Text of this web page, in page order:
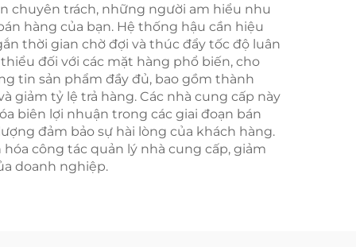
chuyên trách, những người am hiểu nhu
hàng của bạn. Hệ thống hậu cần hiệu
thời gian chờ đợi và thúc đẩy tốc độ luân
đối với các mặt hàng phổ biến, cho
tin sản phẩm đầy đủ, bao gồm thành
giảm tỷ lệ trả hàng. Các nhà cung cấp này
biên lợi nhuận trong các giai đoạn bán
đảm bảo sự hài lòng của khách hàng.
công tác quản lý nhà cung cấp, giảm
doanh nghiệp.